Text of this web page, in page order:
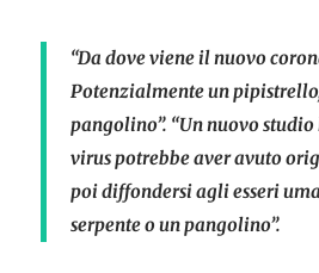
“Da dove viene il nuovo
Potenzialmente un
pangolino”. “Un nuovo
virus potrebbe aver avuto
poi diffondersi agli esseri
serpente o un pangolino”.